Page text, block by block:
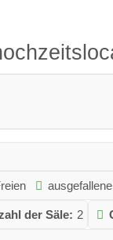
der Säle: 2